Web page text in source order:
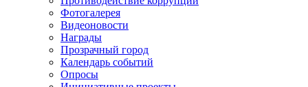
Фотогалерея
Видеоновости
Награды
Прозрачный город
Календарь событий
Опросы